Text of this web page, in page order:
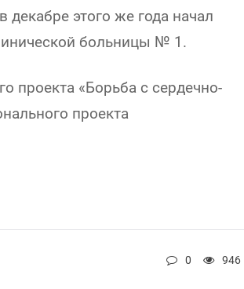
этого же года начал
больницы № 1.
проекта «Борьба с сердечно-
проекта
0 946